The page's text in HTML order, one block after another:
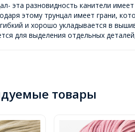
эта разновидность канители
этому трунцал имеет грани,
и хорошо укладывается в
для выделения отдельных
товары